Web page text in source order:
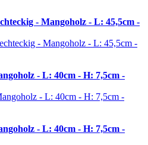
- Mangoholz - L: 45,5cm -
- L: 40cm - H: 7,5cm -
- L: 40cm - H: 7,5cm -